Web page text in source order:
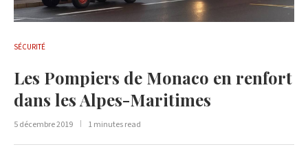
SÉCURITÉ
Les Pompiers de Monaco en renfort
dans les Alpes-Maritimes
5 décembre 2019 1 minutes read